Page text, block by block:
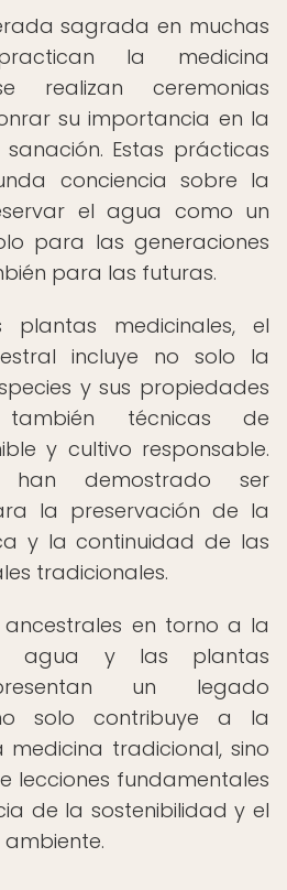
sagrada en muchas
la medicina
realizan ceremonias
su importancia en la
Estas prácticas
conciencia sobre la
el agua como un
para las generaciones
para las futuras.
medicinales, el
incluye no solo la
y sus propiedades
técnicas de
y cultivo responsable.
han demostrado ser
la preservación de la
y la continuidad de las
tradicionales.
ancestrales en torno a la
agua y las plantas
un legado
solo contribuye a la
tradicional, sino
lecciones fundamentales
de la sostenibilidad y el